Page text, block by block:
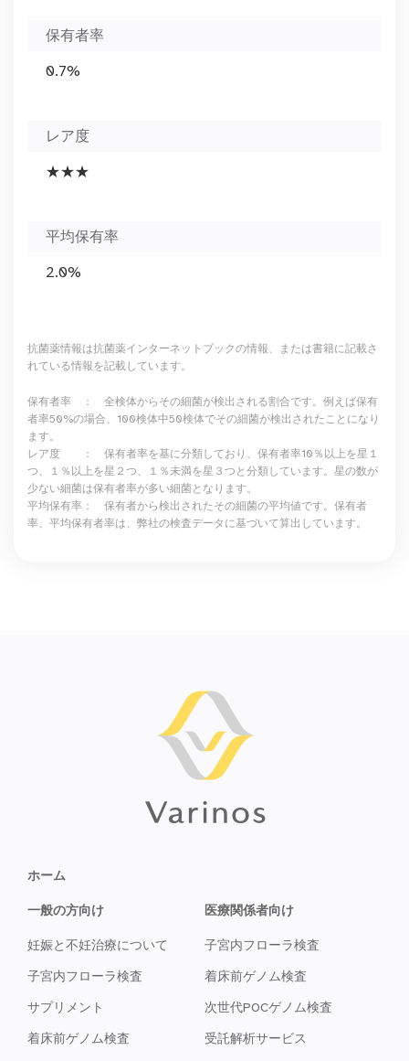
保有者率
0.7%
レア度
★★★
平均保有率
2.0%
抗菌薬情報は抗菌薬インターネットブックの情報、または書籍に記載さ
れている情報を記載しています。
保有者率 ： 全検体からその細菌が検出される割合です。例えば保有
者率50%の場合、100検体中50検体でその細菌が検出されたことになり
ます。
レア度 ： 保有者率を基に分類しており、保有者率10％以上を星１
つ、１％以上を星２つ、１％未満を星３つと分類しています。星の数が
少ない細菌は保有者率が多い細菌となります。
平均保有率： 保有者から検出されたその細菌の平均値です。保有者
率、平均保有者率は、弊社の検査データに基づいて算出しています。
ホーム
一般の方向け
妊娠と不妊治療について
子宮内フローラ検査
サプリメント
着床前ゲノム検査
医療関係者向け
子宮内フローラ検査
着床前ゲノム検査
次世代POCゲノム検査
受託解析サービス